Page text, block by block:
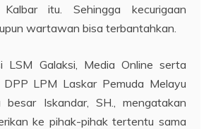
itu. Sehingga kecurigaan
wartawan bisa terbantahkan.
LSM Galaksi, Media Online serta
LPM Laskar Pemuda Melayu
besar Iskandar, SH., mengatakan
ke pihak-pihak tertentu sama